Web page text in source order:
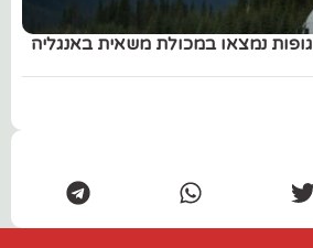
חשד לרצח המוני: ‏39 גופות נמצאו במכולת משאית באנגליה